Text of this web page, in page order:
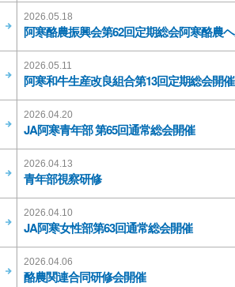
2026.05.18
2026.05.11
阿寒和牛生産改良組合第13回定期総会開催
2026.04.20
JA阿寒青年部 第65回通常総会開催
2026.04.13
青年部視察研修
2026.04.10
JA阿寒女性部第63回通常総会開催
2026.04.06
酪農関連合同研修会開催